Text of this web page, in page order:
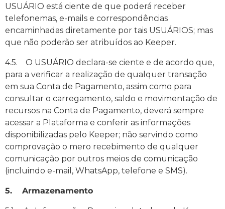
USUÁRIO está ciente de que poderá receber
telefonemas, e-mails e correspondências
encaminhadas diretamente por tais USUÁRIOS; mas
que não poderão ser atribuídos ao Keeper.
4.5. O USUÁRIO declara-se ciente e de acordo que,
para a verificar a realização de qualquer transação
em sua Conta de Pagamento, assim como para
consultar o carregamento, saldo e movimentação de
recursos na Conta de Pagamento, deverá sempre
acessar a Plataforma e conferir as informações
disponibilizadas pelo Keeper; não servindo como
comprovação o mero recebimento de qualquer
comunicação por outros meios de comunicação
(incluindo e-mail, WhatsApp, telefone e SMS).
5. Armazenamento